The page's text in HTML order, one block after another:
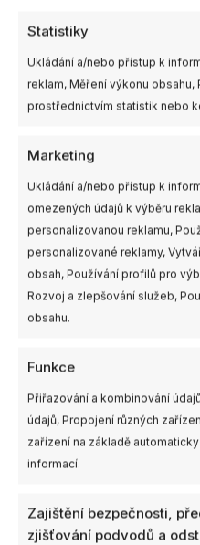
Statistiky
Ukládání a/nebo přístup k
reklam, Měření výkonu obsahu,
prostřednictvím statistik nebo
Marketing
Ukládání a/nebo přístup k
omezených údajů k výběru
personalizovanou reklamu,
personalizované reklamy,
obsah, Používání profilů pro
Rozvoj a zlepšování služeb,
obsahu.
Funkce
Přiřazování a kombinování
údajů, Propojení různých
zařízení na základě
informací.
Zajištění bezpečnosti,
zjišťování podvodů a
Anténa FlyFishRC
Osprey Cyan 5.8Ghz
160,00 Kč– 180,00Kč
až
s
DPH
Tento
má
více
variant.
lze
vybrat
na
stránce
produktu